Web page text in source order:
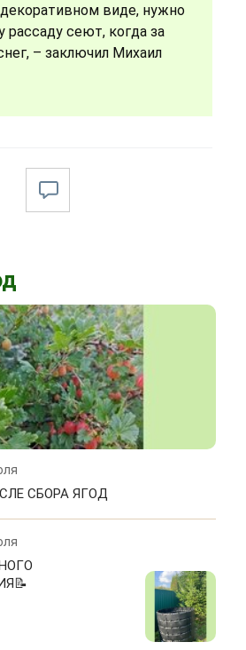
виде, нужно
рассаду сеют, когда за
– заключил Михаил
СБОРА ЯГОД